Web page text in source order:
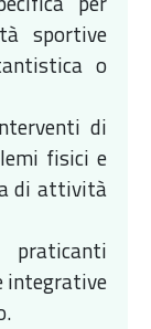
sportive
o
di
fisici e
di attività
praticanti
integrative